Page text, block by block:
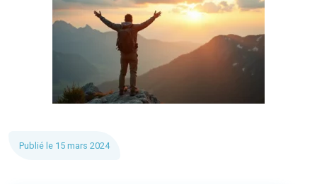
Publié le 15 mars 2024